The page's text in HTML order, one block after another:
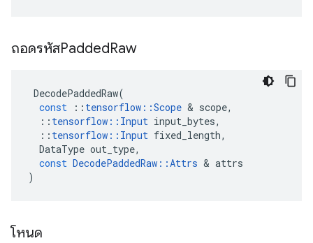
ถอดรหัสPaddedRaw
DecodePaddedRaw(
const
:: tensorflow ::Scope & scope,
:: tensorflow :: Input input_bytes,
:: tensorflow :: Input fixed_length,
DataType out_type,
const DecodePaddedRaw ::Attrs & attrs
)
โหนด